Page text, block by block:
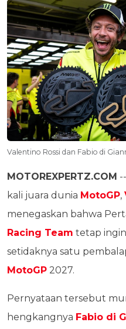
Valentino Rossi dan Fabio di
MOTOREXPERTZ.COM
kali juara dunia MotoGP,
menegaskan bahwa
Racing Team tetap
setidaknya satu
MotoGP 2027.
Pernyataan tersebut
hengkangnya Fabio di